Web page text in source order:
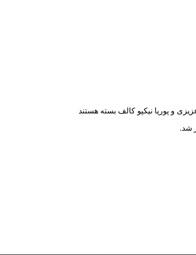
و پوریا نیکپو کالف بسته هستند